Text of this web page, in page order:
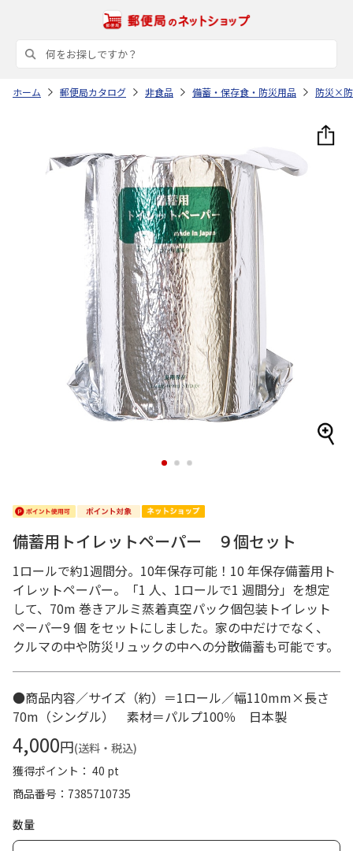
ホーム 郵便局カタログ 非食品 備蓄・保存食・防災用品 防災×防
1 2 3
備蓄用トイレットペーパー ９個セット
1ロールで約1週間分。10年保存可能！10 年保存備蓄用ト
イレットペーパー。「1 人、1ロールで1 週間分」を想定
して、70m 巻きアルミ蒸着真空パック個包装トイレット
ペーパー9 個 をセットにしました。家の中だけでなく、
クルマの中や防災リュックの中への分散備蓄も可能です。
●商品内容／サイズ（約）＝1ロール／幅110mm×長さ
70m（シングル） 素材＝パルプ100％ 日本製
4,000円(送料・税込)
獲得ポイント： 40 pt
商品番号
7385710735
数量